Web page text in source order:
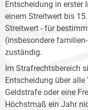
Entscheidung in erster
einem Streitwert bis
Streitwert - für
(insbesondere
zuständig.
Im Strafrechtsbereich
Entscheidung über
Geldstrafe oder eine
Höchstmaß ein Jahr